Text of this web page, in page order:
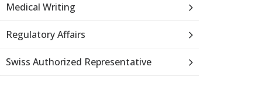
Medical Writing
Regulatory Affairs
Swiss Authorized Representative